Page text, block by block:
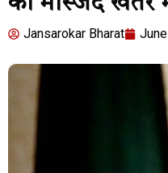
Jansarokar Bharat